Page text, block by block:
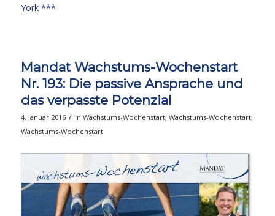
York ***
Mandat Wachstums-Wochenstart
Nr. 193: Die passive Ansprache und
das verpasste Potenzial
4. Januar 2016 / in Wachstums-Wochenstart, Wachstums-Wochenstart,
Wachstums-Wochenstart